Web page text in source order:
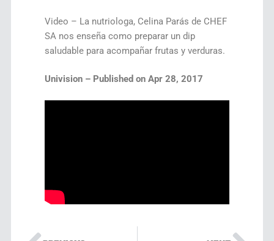
Video – La nutriologa, Celina Parás de CHEF
SA nos enseña como preparar un dip
saludable para acompañar frutas y verduras.
Univision – Published on Apr 28, 2017